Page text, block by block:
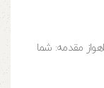
مقدمه: شما